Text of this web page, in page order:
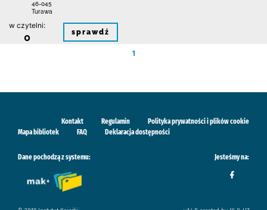
46-045
Turawa
w czytelni:
0 sprawdź
1
Kontakt Regulamin
Polityka prywatności i plików cookie
Mapa bibliotek
FAQ Deklaracja dostępności
Dane pochodzą z systemu: Jesteśmy na: